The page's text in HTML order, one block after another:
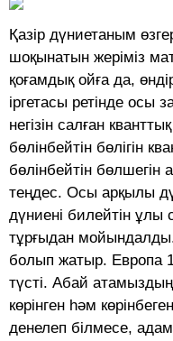
Қазір дүниетаным
шоқынатын жеріміз
қоғамдық ойға да,
іргетасы ретінде
негізін салған
бөлінбейтін бөлігін
бөлінбейтін
теңдес. Осы арқылы
дүниені билейтін ұлы
тұрғыдан
болып жатыр. Европа
түсті. Абай
көрінген һәм
денелеп білмесе,